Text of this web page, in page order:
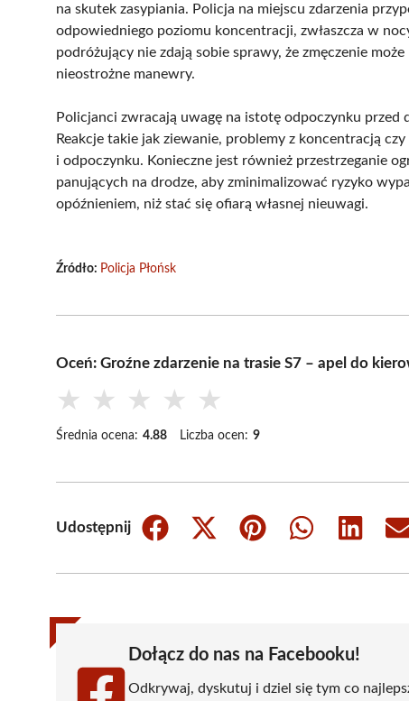
na skutek zasypiania. Policja na miejscu zdarzenia
odpowiedniego poziomu koncentracji, zwłaszcza w
podróżujący nie zdają sobie sprawy, że zmęczenie
nieostrożne manewry.
Policjanci zwracają uwagę na istotę odpoczynku przed
Reakcje takie jak ziewanie, problemy z koncentracją
i odpoczynku. Konieczne jest również przestrzeganie
panujących na drodze, aby zminimalizować ryzyko
opóźnieniem, niż stać się ofiarą własnej nieuwagi.
Źródło: Policja Płońsk
Oceń: Groźne zdarzenie na trasie S7 – apel do
★ ★ ★ ★ ★
Średnia ocena: 4.88 Liczba ocen: 9
Udostępnij
Share
Share
(Twitter)
Share
Share
Share
Dołącz do nas na Facebooku!
Odkrywaj, dyskutuj i dziel się tym co